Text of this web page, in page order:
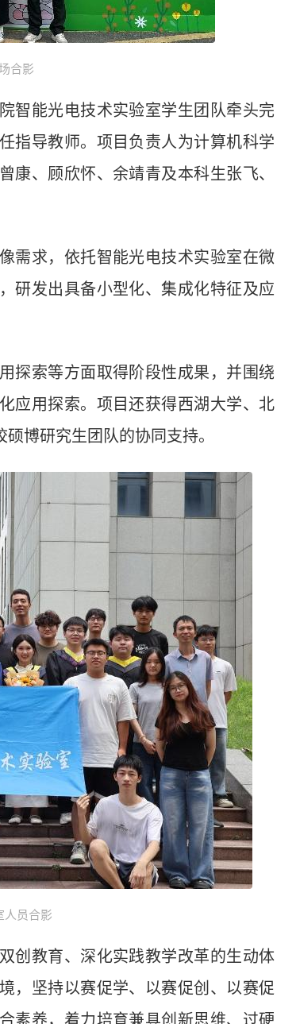
合影
能光电技术实验室学生团队牵头完
指导教师。项目负责人为计算机科学
康、顾欣怀、余靖青及本科生张飞、
求，依托智能光电技术实验室在微
研发出具备小型化、集成化特征及应
索等方面取得阶段性成果，并围绕
应用探索。项目还获得西湖大学、北
博研究生团队的协同支持。
人员合影
教育、深化实践教学改革的生动体
，坚持以赛促学、以赛促创、以赛促
素养，着力培育兼具创新思维、过硬